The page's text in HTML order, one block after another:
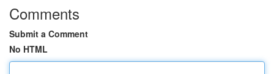
Comments
Submit a Comment
No HTML